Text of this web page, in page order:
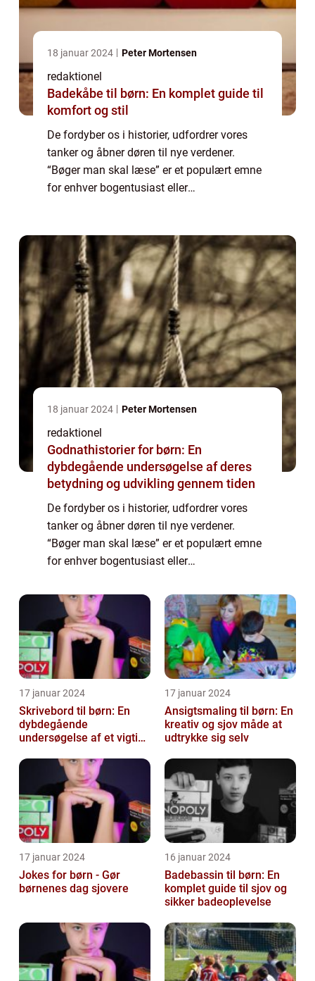
18 januar 2024 Peter Mortensen
redaktionel
Badekåbe til børn: En komplet guide til
komfort og stil
De fordyber os i historier, udfordrer vores
tanker og åbner døren til nye verdener.
“Bøger man skal læse” er et populært emne
for enhver bogentusiast eller
18 januar 2024 Peter Mortensen
redaktionel
Godnathistorier for børn: En
dybdegående undersøgelse af deres
betydning og udvikling gennem tiden
De fordyber os i historier, udfordrer vores
tanker og åbner døren til nye verdener.
“Bøger man skal læse” er et populært emne
for enhver bogentusiast eller
vil vi udforske, hvad der gør disse...
17 januar 2024
Skrivebord til børn: En
dybdegående
undersøgelse af et vigtigt
17 januar 2024
Ansigtsmaling til børn: En
kreativ og sjov måde at
udtrykke sig selv
17 januar 2024
Jokes for børn - Gør
børnenes dag sjovere
16 januar 2024
Badebassin til børn: En
komplet guide til sjov og
sikker badeoplevelse